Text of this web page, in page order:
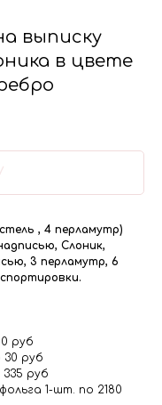
выписку
в цвете
, 4 перламутр)
Слоник,
3 перламутр, 6
руб
руб
руб
1-шт. по 2180